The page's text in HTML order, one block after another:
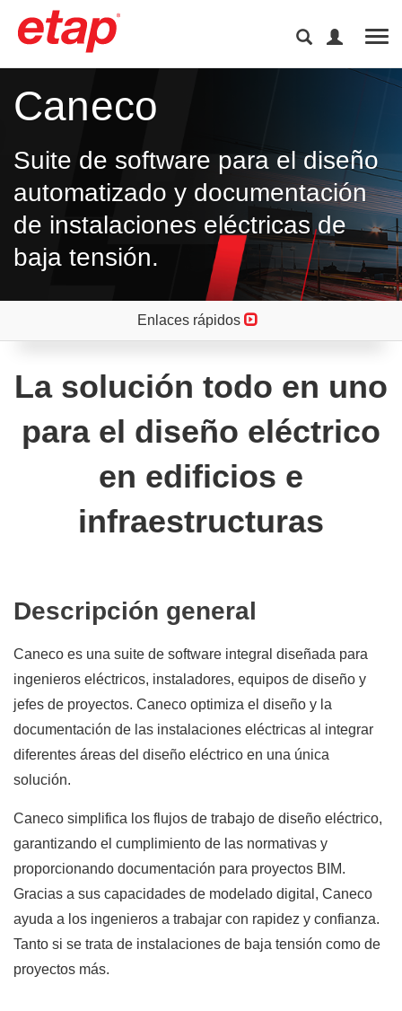
Caneco
Suite de software para el diseño
automatizado y documentación
de instalaciones eléctricas de
baja tensión.
Enlaces rápidos
La solución todo en uno
para el diseño eléctrico
en edificios e
infraestructuras
Descripción general
Caneco es una suite de software integral diseñada para
ingenieros eléctricos, instaladores, equipos de diseño y
jefes de proyectos. Caneco optimiza el diseño y la
documentación de las instalaciones eléctricas al integrar
diferentes áreas del diseño eléctrico en una única
solución.
Caneco simplifica los flujos de trabajo de diseño eléctrico,
garantizando el cumplimiento de las normativas y
proporcionando documentación para proyectos BIM.
Gracias a sus capacidades de modelado digital, Caneco
ayuda a los ingenieros a trabajar con rapidez y confianza.
Tanto si se trata de instalaciones de baja tensión como de
proyectos más.